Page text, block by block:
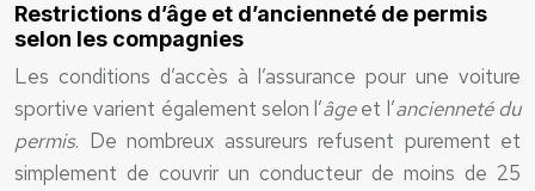
Restrictions d’âge et d’ancienneté de permis
selon les compagnies
Les conditions d’accès à l’assurance pour une voiture
sportive varient également selon l’âgeet l’ancienneté du
permis. De nombreux assureurs refusent purement et
simplement de couvrir un conducteur de moins de 25